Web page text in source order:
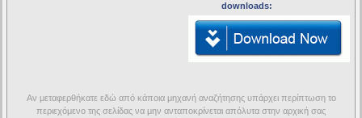
downloads:
Αν μεταφερθήκατε εδώ από κάποια μηχανή αναζήτησης υπάρχει περίπτωση το
περιεχόμενο της σελίδας να μην ανταποκρίνεται απόλυτα στην αρχική σας